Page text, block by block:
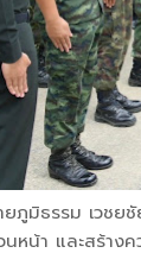
ภูมิธรรม เวชย
หน้า และสร้าง